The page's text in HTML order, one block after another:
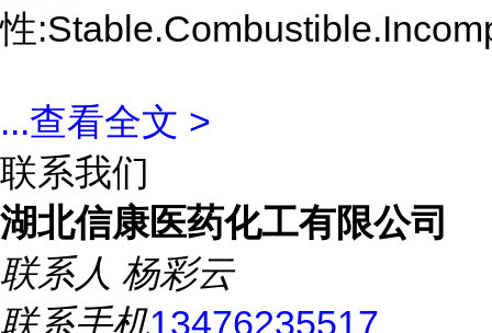
性
...查看全文 >
联系我们
湖北信康医药化工有限公司
联系人 杨彩云
联系手机13476235517